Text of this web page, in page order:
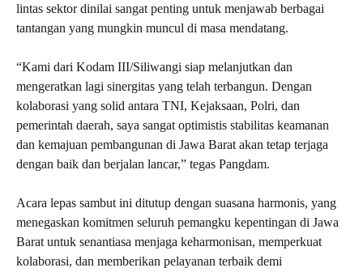
lintas sektor dinilai sangat penting untuk menjawab berbagai
tantangan yang mungkin muncul di masa mendatang.
“Kami dari Kodam III/Siliwangi siap melanjutkan dan
mengeratkan lagi sinergitas yang telah terbangun. Dengan
kolaborasi yang solid antara TNI, Kejaksaan, Polri, dan
pemerintah daerah, saya sangat optimistis stabilitas keamanan
dan kemajuan pembangunan di Jawa Barat akan tetap terjaga
dengan baik dan berjalan lancar,” tegas Pangdam.
Acara lepas sambut ini ditutup dengan suasana harmonis, yang
menegaskan komitmen seluruh pemangku kepentingan di Jawa
Barat untuk senantiasa menjaga keharmonisan, memperkuat
kolaborasi, dan memberikan pelayanan terbaik demi